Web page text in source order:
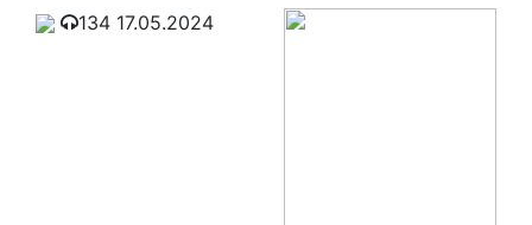
134 17.05.2024